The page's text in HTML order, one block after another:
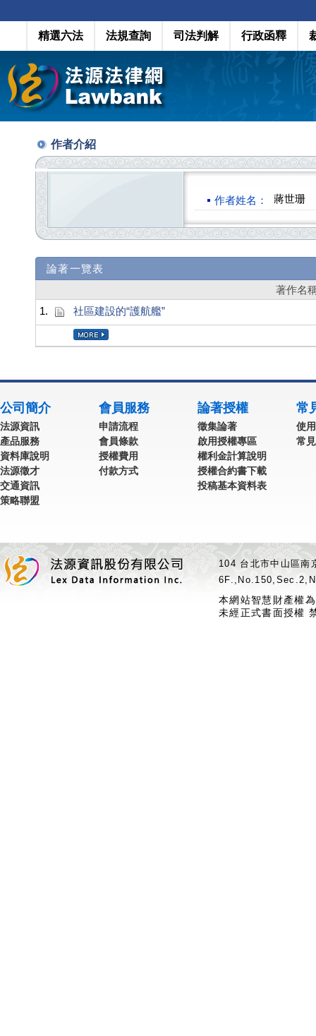
精選六法 法規查詢 司法判解 行政函釋
作者介紹
作者姓名： 蔣世珊
論著一覽表
著作名
1.
社區建設的“護航艦”
公司簡介
法源資訊
產品服務
資料庫說明
法源徵才
交通資訊
策略聯盟
會員服務
申請流程
會員條款
授權費用
付款方式
論著授權
徵集論著
啟用授權專區
權利金計算說明
授權合約書下載
投稿基本資料表
常
使
常
104 台北市中山區
本網站智慧財產權
未經正式書面授權